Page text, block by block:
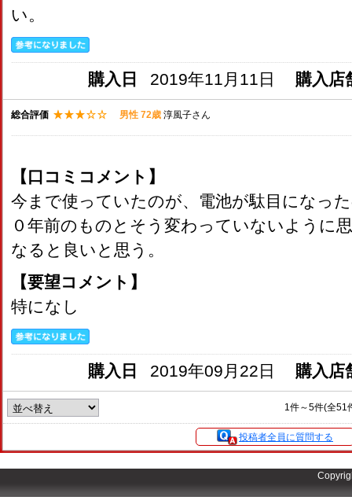
い。
購入日 2019年11月11日 購入店
総合評価 男性 72歳 淳風子さん
【口コミコメント】
今まで使っていたのが、電池が駄目になっ
０年前のものとそう変わっていないように
なると良いと思う。
【要望コメント】
特になし
購入日 2019年09月22日 購入店
1件～5件(全
投稿者全員に質問する